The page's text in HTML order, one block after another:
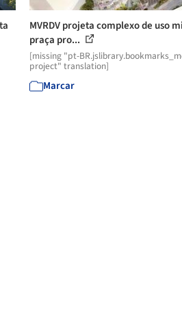
MVRDV projeta complexo de uso
praça pro...
[missing "pt-
project" translation]
Marcar